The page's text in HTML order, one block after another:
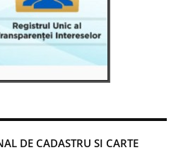
DE CADASTRU SI CARTE